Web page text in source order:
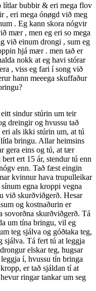
lítlar bubbir & eri mega flov
, eri mega ónøgd við meg
. Eg kann skora nógvir
mær , men eg eri so mega
við einum drongi , sum eg
hjá mær . men tað er
nokk at eg havi stórar
, viss eg fari í song við
hann meeega skuffaður
sindur stúrin um teir
dreingir og hvussu tað
als ikki stúrin um, at tú
bringu. Allar heimsins
gera eins og tú, at tær
ert 15 ár, stendur tú enn
enn. Tað fæst eingin
kvinnur hava trupulleikar
egna kroppi vegna
við skurðviðgerð. Hesar
og kostnaðurin er
sovorðna skurðviðgerð. Tá
um tína bringu, vil eg
teg sjálva og góðtaka teg,
sjálva. Tá fert tú at leggja
elskar teg, hugsar
í, hvussu tín bringa
er tað sjáldan tí at
ringar tankar um seg